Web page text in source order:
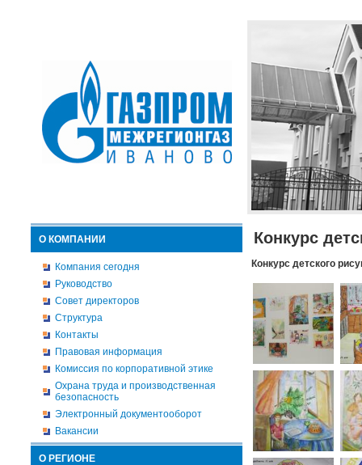
О КОМПАНИИ
Компания сегодня
Руководство
Совет директоров
Структура
Контакты
Правовая информация
Комиссия по корпоративной этике
Охрана труда и производственная
безопасность
Электронный документооборот
Вакансии
О РЕГИОНЕ
Конкурс
Конкурс детского